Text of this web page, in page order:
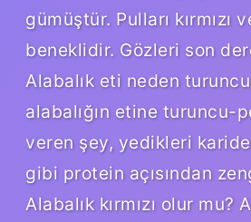
gümüştür. Pulları kırmızı
beneklidir. Gözleri son
Alabalık eti neden
alabalığın etine turuncu-
veren şey, yedikleri
gibi protein açısından
Alabalık kırmızı olur mu?